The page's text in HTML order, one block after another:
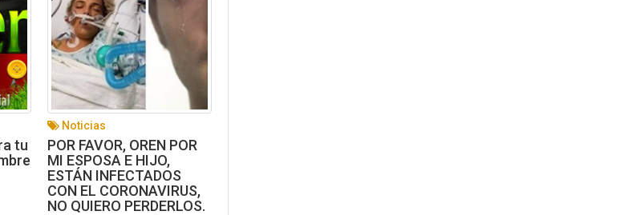
tu
Noticias
POR FAVOR, OREN POR
MI ESPOSA E HIJO,
ESTÁN INFECTADOS
CON EL CORONAVIRUS,
NO QUIERO PERDERLOS.